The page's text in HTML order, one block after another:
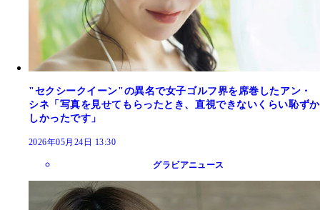
"セクシークイーン"の異名で女子ゴルフ界を席巻したアン・
シネ「写真を見せてもらったとき、直視できないくらい恥ずか
しかったです」
2026年05月24日 13:30
グラビアニュース